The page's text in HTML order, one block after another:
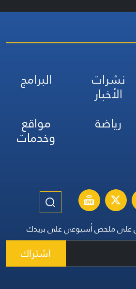
نشرات
الأخبار
البرامج
رياضة مواقع
وخدمات
على ملخص أسبوعي على بريدك
اشتراك